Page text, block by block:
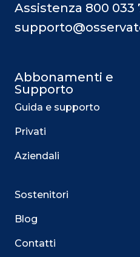
Assistenza 800 033
Abbonamenti e
Supporto
Guida e supporto
Privati
Aziendali
Sostenitori
Blog
Contatti